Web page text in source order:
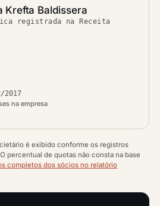
Krefta Baldissera
registrada na Receita
2017
na empresa
é exibido conforme os registros
percentual de quotas não consta na base
completos dos sócios no relatório